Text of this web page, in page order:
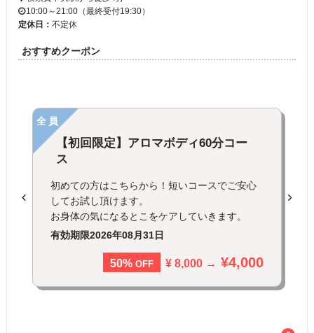
10:00～21:00（最終受付19:30）
定休日： 不定休
おすすめクーポン
全員
【初回限定】アロマボディ60分コー
ス
初めての方はこちらから！短いコースでご安心
してお試し頂けます。
お身体の気になるとこをケアしていきます。
有効期限2026年08月31日
50% OFF ¥ 8,000 → ¥4,000